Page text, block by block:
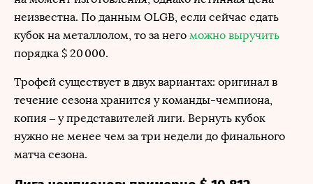
неизвестна. По данным OLGB, если сейчас сдать
кубок на металлолом, то за него можно выручить
порядка $ 20 000.
Трофей существует в двух вариантах: оригинал в
течение сезона хранится у команды-чемпиона,
копия – у представителей лиги. Вернуть кубок
нужно не менее чем за три недели до финального
матча сезона.